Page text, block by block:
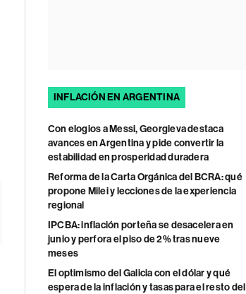
INFLACIÓN EN ARGENTINA
Con elogios a Messi, Georgieva destaca
avances en Argentina y pide convertir la
estabilidad en prosperidad duradera
Reforma de la Carta Orgánica del BCRA: qué
propone Milei y lecciones de la experiencia
regional
IPCBA: inflación porteña se desacelera en
junio y perfora el piso de 2% tras nueve
meses
El optimismo del Galicia con el dólar y qué
espera de la inflación y tasas para el resto del